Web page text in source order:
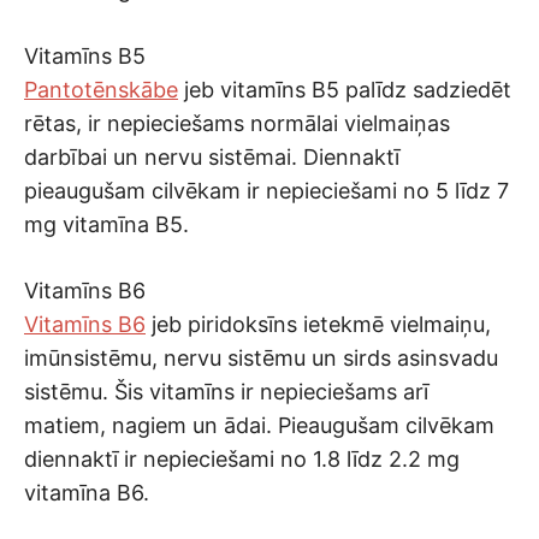
Vitamīns B5
Pantotēnskābe jeb vitamīns B5 palīdz sadziedēt
rētas, ir nepieciešams normālai vielmaiņas
darbībai un nervu sistēmai. Diennaktī
pieaugušam cilvēkam ir nepieciešami no 5 līdz 7
mg vitamīna B5.
Vitamīns B6
Vitamīns B6 jeb piridoksīns ietekmē vielmaiņu,
imūnsistēmu, nervu sistēmu un sirds asinsvadu
sistēmu. Šis vitamīns ir nepieciešams arī
matiem, nagiem un ādai. Pieaugušam cilvēkam
diennaktī ir nepieciešami no 1.8 līdz 2.2 mg
vitamīna B6.